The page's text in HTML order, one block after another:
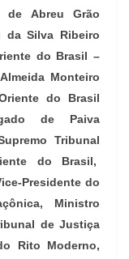
de Abreu Grão
da Silva Ribeiro
do Brasil –
Monteiro
do Brasil
de Paiva
Tribunal
do Brasil,
Presidente do
Ministro
de Justiça
Rito Moderno,